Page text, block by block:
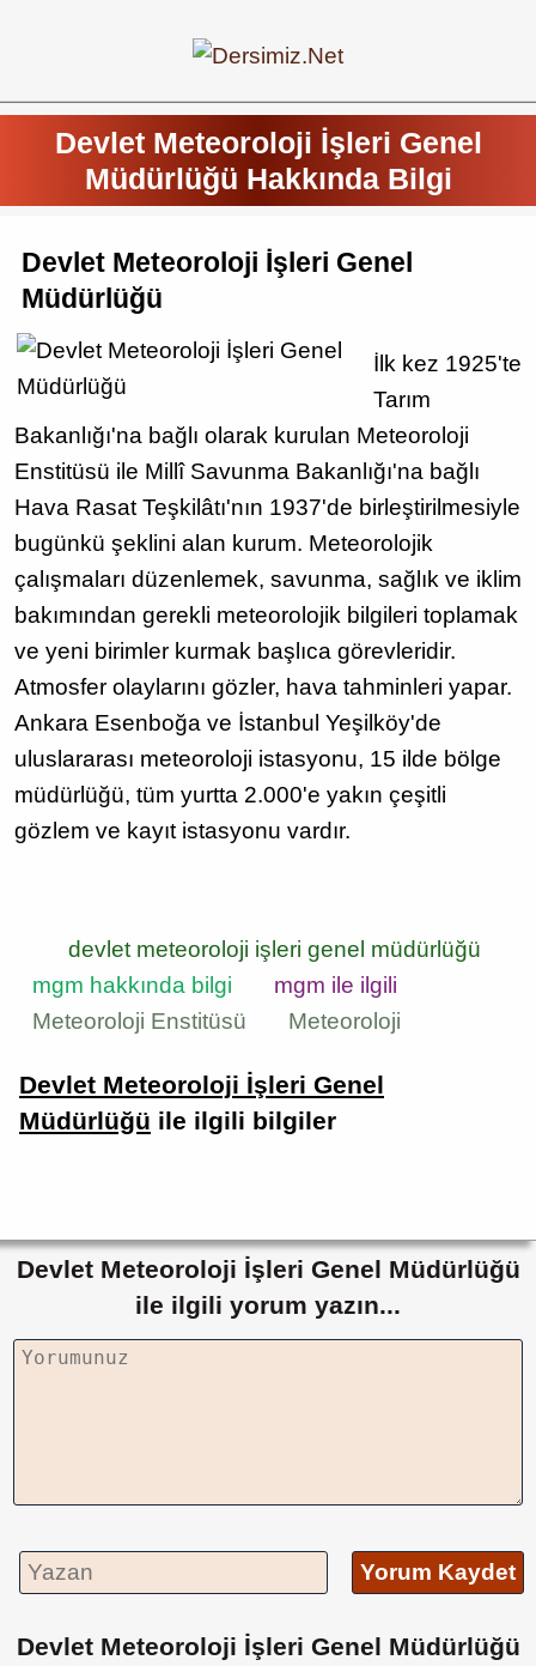
Devlet Meteoroloji İşleri Genel
Müdürlüğü Hakkında Bilgi
Devlet Meteoroloji İşleri Genel
Müdürlüğü
İlk kez 1925'te
Tarım
Bakanlığı'na bağlı olarak kurulan Meteoroloji
Enstitüsü ile Millî Savunma Bakanlığı'na bağlı
Hava Rasat Teşkilâtı'nın 1937'de birleştirilmesiyle
bugünkü şeklini alan kurum. Meteorolojik
çalışmaları düzenlemek, savunma, sağlık ve iklim
bakımından gerekli meteorolojik bilgileri toplamak
ve yeni birimler kurmak başlıca görevleridir.
Atmosfer olaylarını gözler, hava tahminleri yapar.
Ankara Esenboğa ve İstanbul Yeşilköy'de
uluslararası meteoroloji istasyonu, 15 ilde bölge
müdürlüğü, tüm yurtta 2.000'e yakın çeşitli
gözlem ve kayıt istasyonu vardır.
devlet meteoroloji işleri genel müdürlüğü
mgm hakkında bilgi
mgm ile ilgili
Meteoroloji Enstitüsü
Meteoroloji
Devlet Meteoroloji İşleri Genel
Müdürlüğü ile ilgili bilgiler
Devlet Meteoroloji İşleri Genel Müdürlüğü
ile ilgili yorum yazın...
Yorum Kaydet
Devlet Meteoroloji İşleri Genel Müdürlüğü